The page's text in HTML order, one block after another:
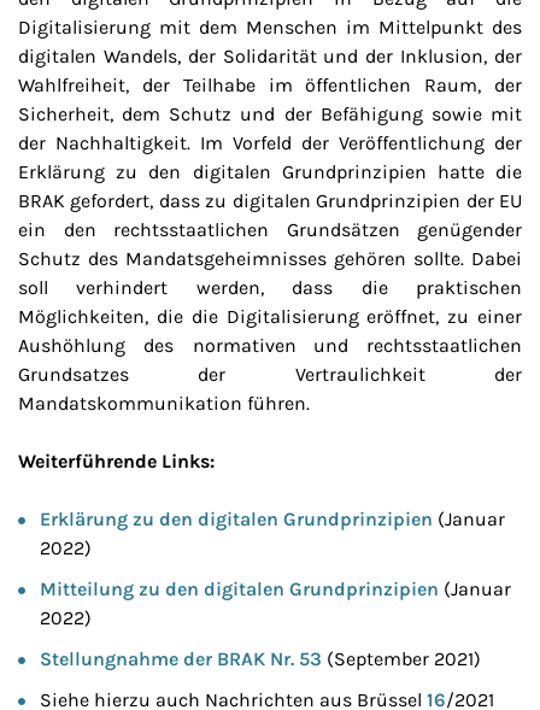
Digitalisierung mit dem Menschen im Mittelpunkt des
digitalen Wandels, der Solidarität und der Inklusion, der
Wahlfreiheit, der Teilhabe im öffentlichen Raum, der
Sicherheit, dem Schutz und der Befähigung sowie mit
der Nachhaltigkeit. Im Vorfeld der Veröffentlichung der
Erklärung zu den digitalen Grundprinzipien hatte die
BRAK gefordert, dass zu digitalen Grundprinzipien der EU
ein den rechtsstaatlichen Grundsätzen genügender
Schutz des Mandatsgeheimnisses gehören sollte. Dabei
soll verhindert werden, dass die praktischen
Möglichkeiten, die die Digitalisierung eröffnet, zu einer
Aushöhlung des normativen
und rechtsstaatlichen
Grundsatzes der Vertraulichkeit der
Mandatskommunikation führen.
Weiterführende Links:
Erklärung zu den digitalen Grundprinzipien (Januar
2022)
Mitteilung zu den digitalen Grundprinzipien (Januar
2022)
Stellungnahme der BRAK Nr. 53 (September 2021)
Siehe hierzu auch Nachrichten aus Brüssel 16/2021